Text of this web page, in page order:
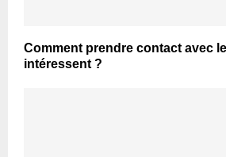
Comment prendre contact avec
intéressent ?